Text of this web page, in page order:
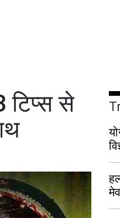
टिप्स से